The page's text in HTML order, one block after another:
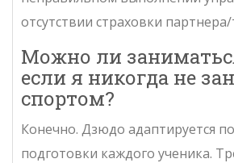
отсутствии страховки
Можно ли
если я никогда не
спортом?
Конечно. Дзюдо адаптируется
подготовки каждого ученика.